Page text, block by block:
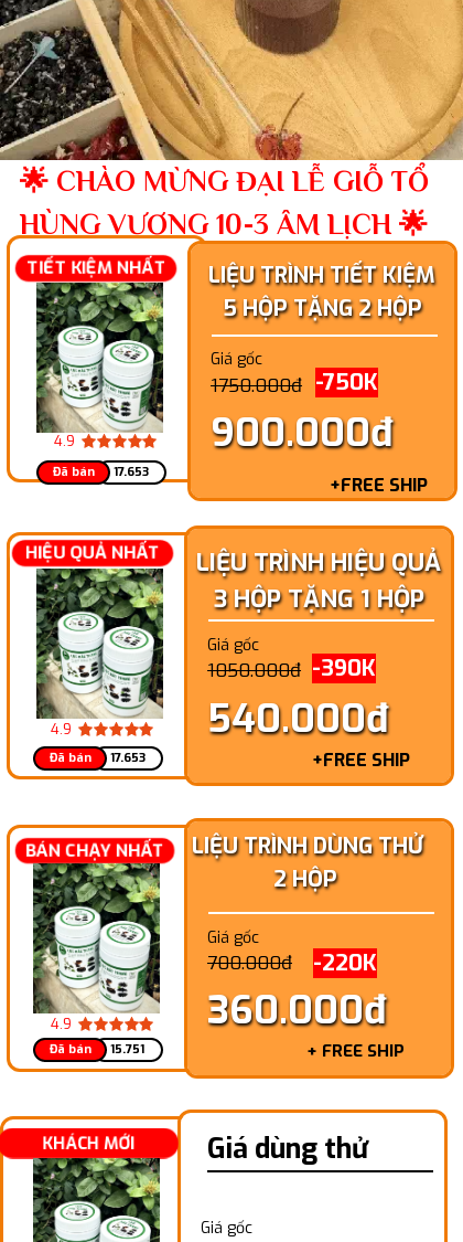
15.751
Đã bán
4.9
BÁN CHẠY NHẤT
700.000đ
Giá gốc
360.000đ
LIỆU TRÌNH HIỆU QUẢ
3 HỘP TẶNG 1 HỘP
17.653
Đã bán
4.9
HIỆU QUẢ NHẤT
1050.000đ
Giá gốc
540.000đ
KHÁCH MỚI
Giá gốc
Giá dùng thử
+FREE SHIP
-220K
-390K
LIỆU TRÌNH TIẾT KIỆM
5 HỘP TẶNG 2 HỘP
17.653
Đã bán
4.9
TIẾT KIỆM NHẤT
1750.000đ
Giá gốc
900.000đ
+FREE SHIP
-750K
LIỆU TRÌNH DÙNG THỬ
2 HỘP
+ FREE SHIP
🌟 CHÀO MỪNG ĐẠI LỄ GIỖ TỔ
HÙNG VƯƠNG 10-3 ÂM LỊCH 🌟